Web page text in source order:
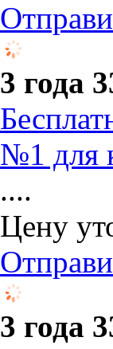
3 года
№1 для
....
Цену
3 года